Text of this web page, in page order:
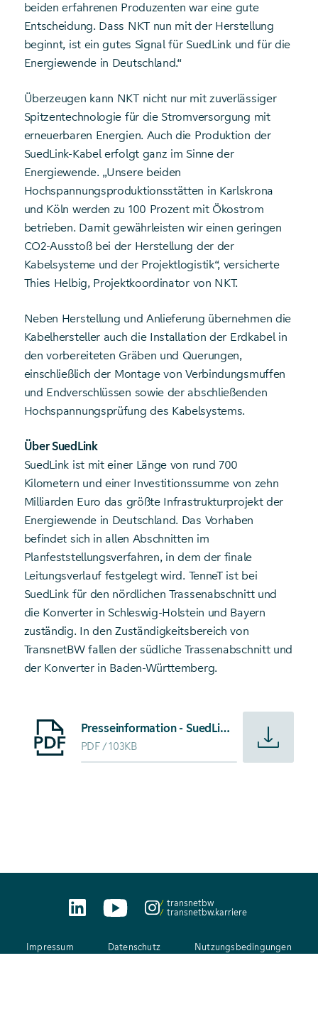
beiden erfahrenen Produzenten war eine gute
Entscheidung. Dass NKT nun mit der Herstellung
beginnt, ist ein gutes Signal für SuedLink und für die
Energiewende in Deutschland.“
Überzeugen kann NKT nicht nur mit zuverlässiger
Spitzentechnologie für die Stromversorgung mit
erneuerbaren Energien. Auch die Produktion der
SuedLink-Kabel erfolgt ganz im Sinne der
Energiewende. „Unsere beiden
Hochspannungsproduktionsstätten in Karlskrona
und Köln werden zu 100 Prozent mit Ökostrom
betrieben. Damit gewährleisten wir einen geringen
CO2-Ausstoß bei der Herstellung der der
Kabelsysteme und der Projektlogistik“, versicherte
Thies Helbig, Projektkoordinator von NKT.
Neben Herstellung und Anlieferung übernehmen die
Kabelhersteller auch die Installation der Erdkabel in
den vorbereiteten Gräben und Querungen,
einschließlich der Montage von Verbindungsmuffen
und Endverschlüssen sowie der abschließenden
Hochspannungsprüfung des Kabelsystems.
Über SuedLink
SuedLink ist mit einer Länge von rund 700
Kilometern und einer Investitionssumme von zehn
Milliarden Euro das größte Infrastrukturprojekt der
Energiewende in Deutschland. Das Vorhaben
befindet sich in allen Abschnitten im
Planfeststellungsverfahren, in dem der finale
Leitungsverlauf festgelegt wird. TenneT ist bei
SuedLink für den nördlichen Trassenabschnitt und
die Konverter in Schleswig-Holstein und Bayern
zuständig. In den Zuständigkeitsbereich von
TransnetBW fallen der südliche Trassenabschnitt und
der Konverter in Baden-Württemberg.
Starte Download von: Presseinformation - SuedLink
Presseinformation - SuedLink Kabelproduktionsstart
PDF 103KB
transnetbw
transnetbw.karriere
Impressum Datenschutz Nutzungsbedingungen